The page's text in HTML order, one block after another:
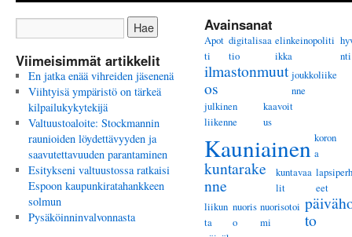
Viimeisimmät artikkelit
En jatka enää vihreiden jäsenenä
Viihtyisä ympäristö on tärkeä
kilpailukykytekijä
Valtuustoaloite: Stockmannin
raunioiden löydettävyyden ja
saavutettavuuden parantaminen
Esitykseni valtuustossa ratkaisi
Espoon kaupunkiratahankkeen
solmun
Pysäköinninvalvonnasta
Avainsanat
Apot
ti
digitalisaa
tio
elinkeinopoliti
ikka
nti
ilmastonmuut
os
joukkoliike
nne
julkinen
liikenne
kaavoit
us
Kauniainen koron
a
kuntarake
nne
kuntavaa
lit
lapsiperh
eet
liikun
ta
nuoris
o
nuorisotoi
mi
to